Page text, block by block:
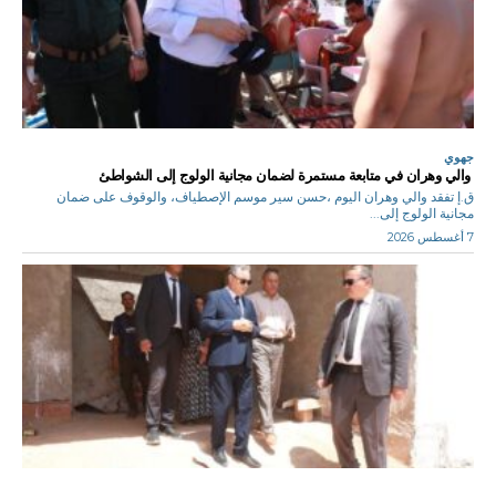
جهوي
والي وهران في متابعة مستمرة لضمان مجانية الولوج إلى الشواطئ
ق.إ تفقد والي وهران اليوم ،حسن سير موسم الإصطياف، والوقوف على ضمان
مجانية الولوج إلى...
7 أغسطس 2026